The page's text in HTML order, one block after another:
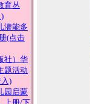
育丛
潜能多
(点击
社）华
题活动
)
园启蒙